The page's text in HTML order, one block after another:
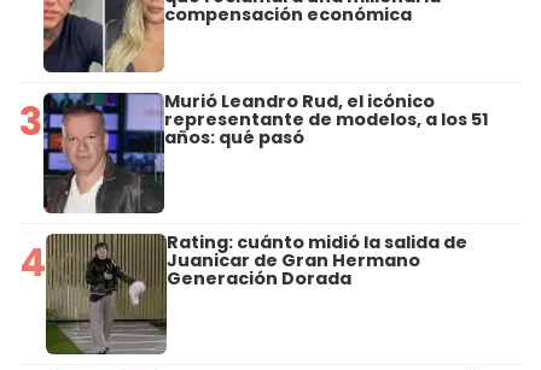
compensación económica
3 Murió Leandro Rud, el icónico
representante de modelos, a los 51
años: qué pasó
4 Rating: cuánto midió la salida de
Juanicar de Gran Hermano
Generación Dorada